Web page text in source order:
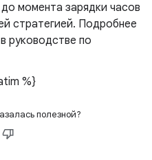
момента зарядки часов
стратегией. Подробнее
руководстве по
%}
полезной?